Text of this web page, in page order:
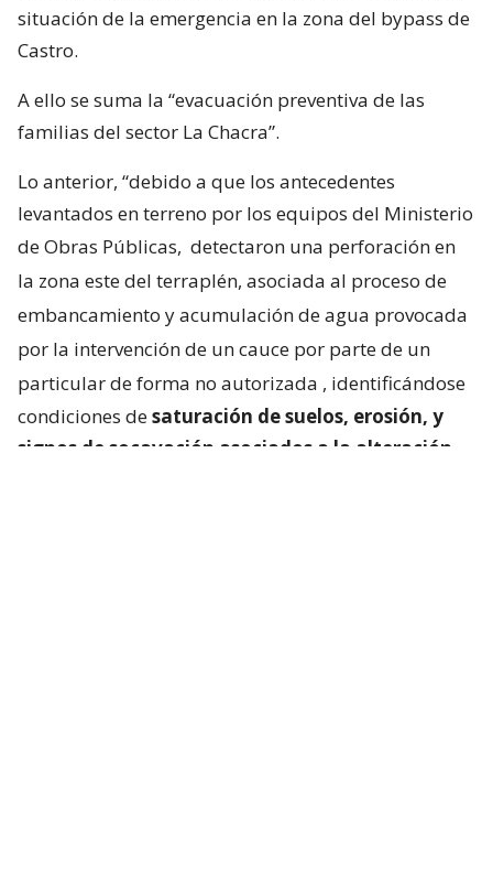
situación de la emergencia en la zona del bypass de
Castro.
A ello se suma la “evacuación preventiva de las
familias del sector La Chacra”.
Lo anterior, “debido a que los antecedentes
levantados en terreno por los equipos del Ministerio
de Obras Públicas, detectaron una perforación en
la zona este del terraplén, asociada al proceso de
embancamiento y acumulación de agua provocada
por la intervención de un cauce por parte de un
particular de forma no autorizada , identificándose
condiciones desaturación de suelos, erosión, y
signos de socavación asociados a la alteración